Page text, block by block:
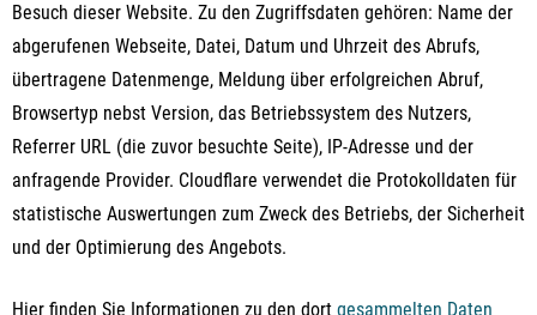
Besuch dieser Website. Zu den Zugriffsdaten gehören: Name der
abgerufenen Webseite, Datei, Datum und Uhrzeit des Abrufs,
übertragene Datenmenge, Meldung über erfolgreichen Abruf,
Browsertyp nebst Version, das Betriebssystem des Nutzers,
Referrer URL (die zuvor besuchte Seite), IP-Adresse und der
anfragende Provider. Cloudflare verwendet die Protokolldaten für
statistische Auswertungen zum Zweck des Betriebs, der Sicherheit
und der Optimierung des Angebots.
Hier finden Sie Informationen zu den dort gesammelten Daten